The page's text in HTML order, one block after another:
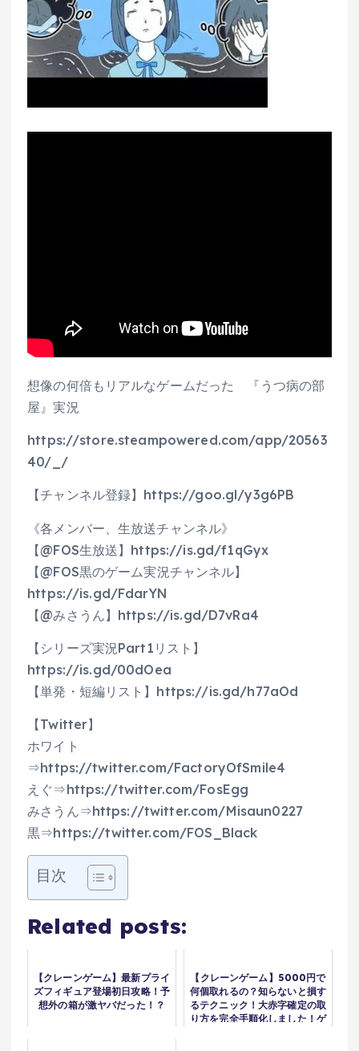
想像の何倍もリアルなゲームだった 『うつ病の部
屋』実況
https://store.steampowered.com/app/20563
40/_/
【チャンネル登録】https://goo.gl/y3g6PB
《各メンバー、生放送チャンネル》
【@FOS生放送】https://is.gd/f1qGyx
【@FOS黒のゲーム実況チャンネル】
https://is.gd/FdarYN
【@みさうん】https://is.gd/D7vRa4
【シリーズ実況Part1リスト】
https://is.gd/00dOea
【単発・短編リスト】https://is.gd/h77aOd
【Twitter】
ホワイト
⇒https://twitter.com/FactoryOfSmile4
えぐ⇒https://twitter.com/FosEgg
みさうん⇒https://twitter.com/Misaun0227
黒⇒https://twitter.com/FOS_Black
目次
Related posts:
【クレーンゲーム】最新プライ
ズフィギュア登場初日攻略！予
想外の箱が激ヤバだった！？
【クレーンゲーム】5000円で
何個取れるの？知らないと損す
るテクニック！大赤字確定の取
り方を完全手順化しました！ゲ